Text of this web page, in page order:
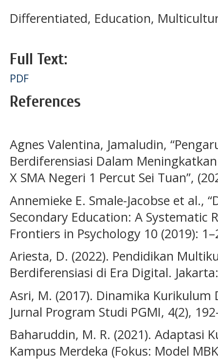
Differentiated, Education,
Full Text:
PDF
References
Agnes Valentina, Jamaludin,
Berdiferensiasi Dalam
X SMA Negeri 1 Percut Sei Tuan”,
Annemieke E. Smale-Jacobse et al.,
Secondary Education: A Systematic
Frontiers in Psychology 10 (2019):
Ariesta, D. (2022). Pendidikan
Berdiferensiasi di Era Digital.
Asri, M. (2017). Dinamika Kurikulum
Jurnal Program Studi PGMI, 4(2),
Baharuddin, M. R. (2021). Adaptasi
Kampus Merdeka (Fokus: Model